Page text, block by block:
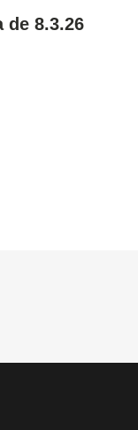
de 8.3.26